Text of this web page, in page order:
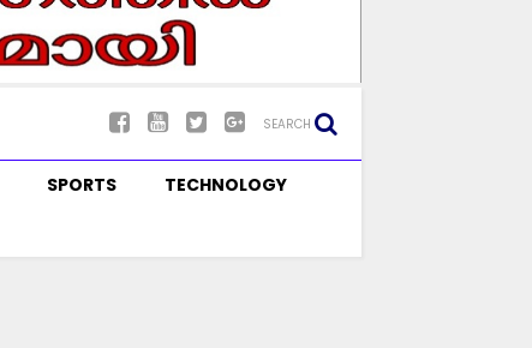
SEARCH
SPORTS
TECHNOLOGY